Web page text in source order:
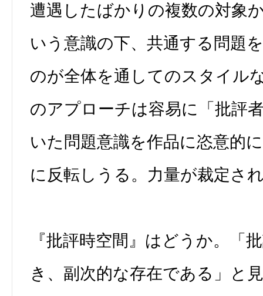
遭遇したばかりの複数の対象
いう意識の下、共通する問題
のが全体を通してのスタイル
のアプローチは容易に「批評
いた問題意識を作品に恣意的
に反転しうる。力量が裁定さ
『批評時空間』はどうか。「
き、副次的な存在である」と